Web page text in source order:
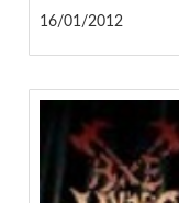
16/01/2012